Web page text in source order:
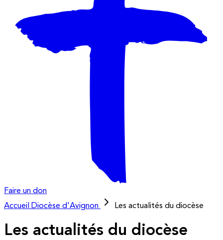
Faire un don
Accueil
Diocèse d'Avignon Les actualités du diocèse
Les actualités du diocèse